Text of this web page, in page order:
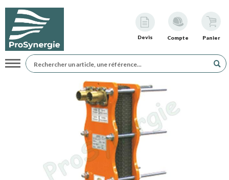
Devis Compte Panier
Navigation